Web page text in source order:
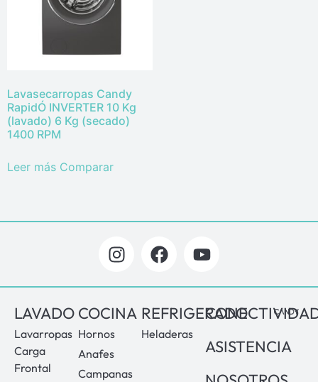
Lavasecarropas Candy
RapidÓ INVERTER 10 Kg
(lavado) 6 Kg (secado)
1400 RPM
Leer más Comparar
LAVADO
Lavarropas
Carga
Frontal
COCINA
Hornos
Anafes
Campanas
REFRIGERADO
Heladeras
ASISTENCIA